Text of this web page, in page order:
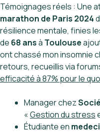
Témoignages réels : Une
marathon de Paris 2024
résilience mentale, finies
de 68 ansà Toulouse
ont chassé mon insomnie
retours, recueillis via
efficacité à 87% pour le
Manager chez
«Gestion du stress
Étudiante en